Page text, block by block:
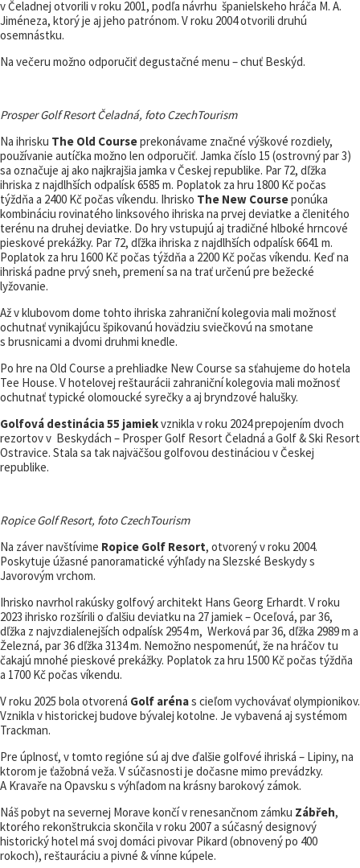
v Čeladnej otvorili v roku 2001, podľa návrhu španielskeho hráča M. A.
Jiméneza, ktorý je aj jeho patrónom. V roku 2004 otvorili druhú
osemnástku.
Na večeru možno odporučiť degustačné menu – chuť Beskýd.
Prosper Golf Resort Čeladná, foto CzechTourism
Na ihrisku The Old Courseprekonávame značné výškové rozdiely,
používanie autíčka možno len odporučiť. Jamka číslo 15 (ostrovný par 3)
sa označuje aj ako najkrajšia jamka v Českej republike. Par 72, dľžka
ihriska z najdlhších odpalísk 6585 m. Poplatok za hru 1800 Kč počas
týždňa a 2400 Kč počas víkendu. Ihrisko The New Courseponúka
kombináciu rovinatého linksového ihriska na prvej deviatke a členitého
terénu na druhej deviatke. Do hry vstupujú aj tradičné hlboké hrncové
pieskové prekážky. Par 72, dľžka ihriska z najdlhších odpalísk 6641 m.
Poplatok za hru 1600 Kč počas týždňa a 2200 Kč počas víkendu. Keď na
ihriská padne prvý sneh, premení sa na trať určenú pre bežecké
lyžovanie.
Až v klubovom dome tohto ihriska zahraniční kolegovia mali možnosť
ochutnať vynikajúcu špikovanú hovädziu sviečkovú na smotane
s brusnicami a dvomi druhmi knedle.
Po hre na Old Course a prehliadke New Course sa sťahujeme do hotela
Tee House. V hotelovej reštaurácii zahraniční kolegovia mali možnosť
ochutnať typické olomoucké syrečky a aj bryndzové halušky.
Golfová destinácia 55 jamiekvznikla v roku 2024 prepojením dvoch
rezortov v Beskydách – Prosper Golf Resort Čeladná a Golf & Ski Resort
Ostravice. Stala sa tak najväčšou golfovou destináciou v Českej
republike.
Ropice Golf Resort, foto CzechTourism
Na záver navštívime Ropice Golf Resort, otvorený v roku 2004.
Poskytuje úžasné panoramatické výhľady na Slezské Beskydy s
Javorovým vrchom.
Ihrisko navrhol rakúsky golfový architekt Hans Georg Erhardt. V roku
2023 ihrisko rozšírili o ďalšiu deviatku na 27 jamiek – Oceľová, par 36,
dľžka z najvzdialenejších odpalísk 2954 m, Werková par 36, dľžka 2989 m a
Železná, par 36 dľžka 3134 m. Nemožno nespomenúť, že na hráčov tu
čakajú mnohé pieskové prekážky. Poplatok za hru 1500 Kč počas týždňa
a 1700 Kč počas víkendu.
V roku 2025 bola otvorená Golf arénas cieľom vychovávať olympionikov.
Vznikla v historickej budove bývalej kotolne. Je vybavená aj systémom
Trackman.
Pre úplnosť, v tomto regióne sú aj dve ďalšie golfové ihriská – Lipiny, na
ktorom je ťažobná veža. V súčasnosti je dočasne mimo prevádzky.
A Kravaře na Opavsku s výhľadom na krásny barokový zámok.
Náš pobyt na severnej Morave končí v renesančnom zámku Zábřeh,
ktorého rekonštrukcia skončila v roku 2007 a súčasný designový
historický hotel má svoj domáci pivovar Pikard (obnovený po 400
rokoch), reštauráciu a pivné & vínne kúpele.